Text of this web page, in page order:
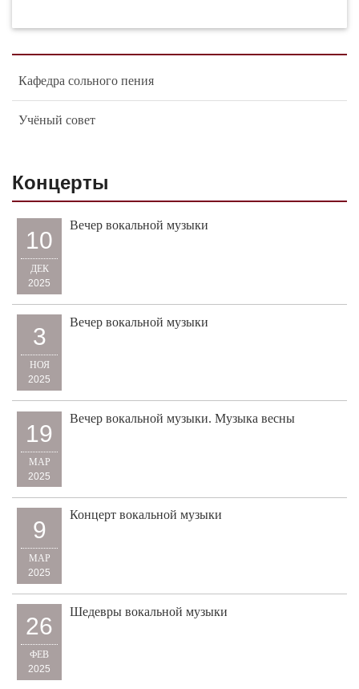
Кафедра сольного пения
Учёный совет
Концерты
10
ДЕК
2025
Вечер вокальной музыки
3
НОЯ
2025
Вечер вокальной музыки
19
МАР
2025
Вечер вокальной музыки. Музыка весны
9
МАР
2025
Концерт вокальной музыки
26
ФЕВ
2025
Шедевры вокальной музыки